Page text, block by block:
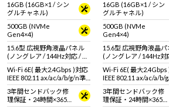
16GB (16GB×1 / シン
グルチャネル)
500GB (NVMe
Gen4×4)
15.6型 広視野角液晶パネル
(ノングレア / 144Hz対応 / ア
スペクト比16:9)
Wi-Fi 6E( 最大2.4Gbps )対応
IEEE 802.11 ax/ac/a/b/g/n準
拠 ＋ Bluetooth 5内蔵
3年間センドバック修
理保証・24時間×365
日電話サポート
16GB (16GB×1 / シン
グルチャネル)
500GB (NVMe
Gen4×4)
15.6型 広視野角液晶パ
(ノングレア / 144Hz対
スペクト比16:9)
Wi-Fi 6E( 最大2.4Gbps
IEEE 802.11 ax/ac/a/b/
拠 ＋ Bluetooth 5内蔵
3年間センドバック修
理保証・24時間×365
日電話サポート